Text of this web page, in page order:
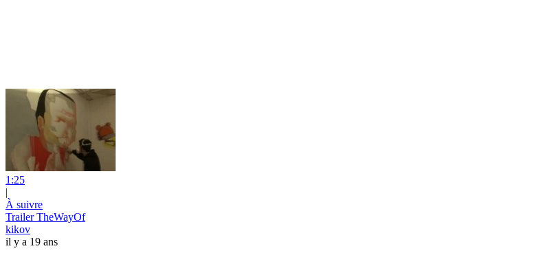
1:25
|
À suivre
Trailer TheWayOf
kikov
il y a 19 ans